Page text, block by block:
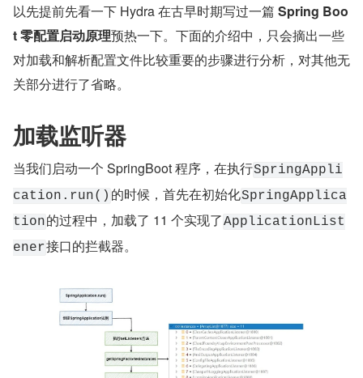
以先提前先看一下 Hydra 在古早时期写过一篇 Spring Boo
t 零配置启动原理预热一下。下面的介绍中，只会摘出一些
对加载和解析配置文件比较重要的步骤进行分析，对其他无
关部分进行了省略。
加载监听器
当我们启动一个 SpringBoot 程序，在执行SpringAppli
cation.run() 的时候，首先在初始化SpringApplica
tion的过程中，加载了 11 个实现了ApplicationList
ener接口的拦截器。